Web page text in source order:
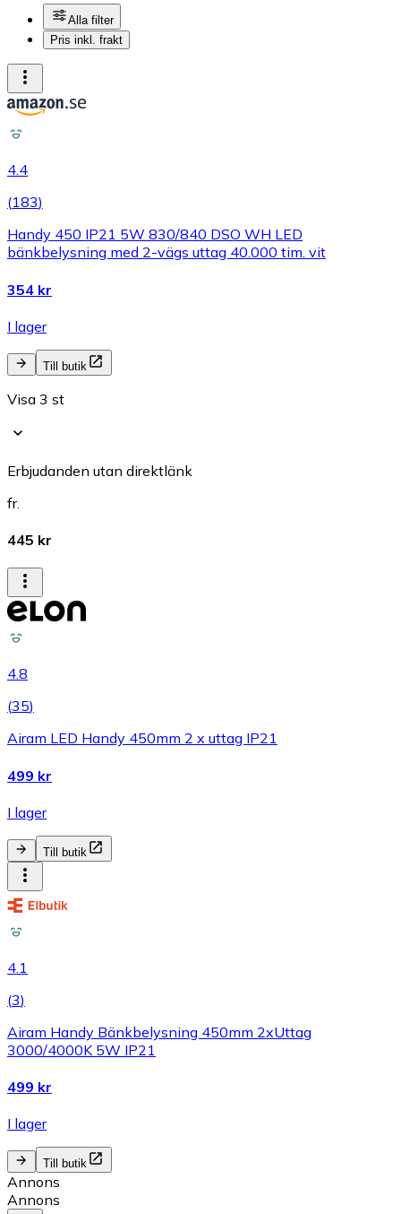
Alla filter
Pris inkl. frakt
4.4
(183)
Handy 450 IP21 5W 830/840 DSO WH LED
bänkbelysning med 2-vägs uttag 40.000 tim. vit
354 kr
I lager
Till butik
Visa 3 st
Erbjudanden utan direktlänk
fr.
445 kr
4.8
(35)
Airam LED Handy 450mm 2 x uttag IP21
499 kr
I lager
Till butik
4.1
(3)
Airam Handy Bänkbelysning 450mm 2xUttag
3000/4000K 5W IP21
499 kr
I lager
Till butik
Annons
Annons